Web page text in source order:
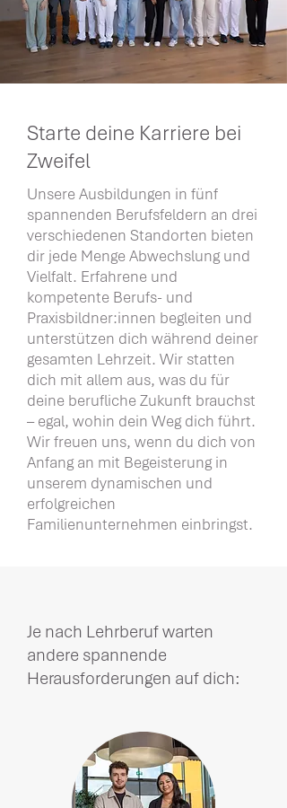
Starte deine Karriere bei
Zweifel
Unsere Ausbildungen in fünf
spannenden Berufsfeldern an drei
verschiedenen Standorten bieten
dir jede Menge Abwechslung und
Vielfalt. Erfahrene und
kompetente Berufs- und
Praxisbildner:innen begleiten und
unterstützen dich während deiner
gesamten Lehrzeit. Wir statten
dich mit allem aus, was du für
deine berufliche Zukunft brauchst
– egal, wohin dein Weg dich führt.
Wir freuen uns, wenn du dich von
Anfang an mit Begeisterung in
unserem dynamischen und
erfolgreichen
Familienunternehmen einbringst.​
Je nach Lehrberuf warten
andere spannende
Herausforderungen auf dich: